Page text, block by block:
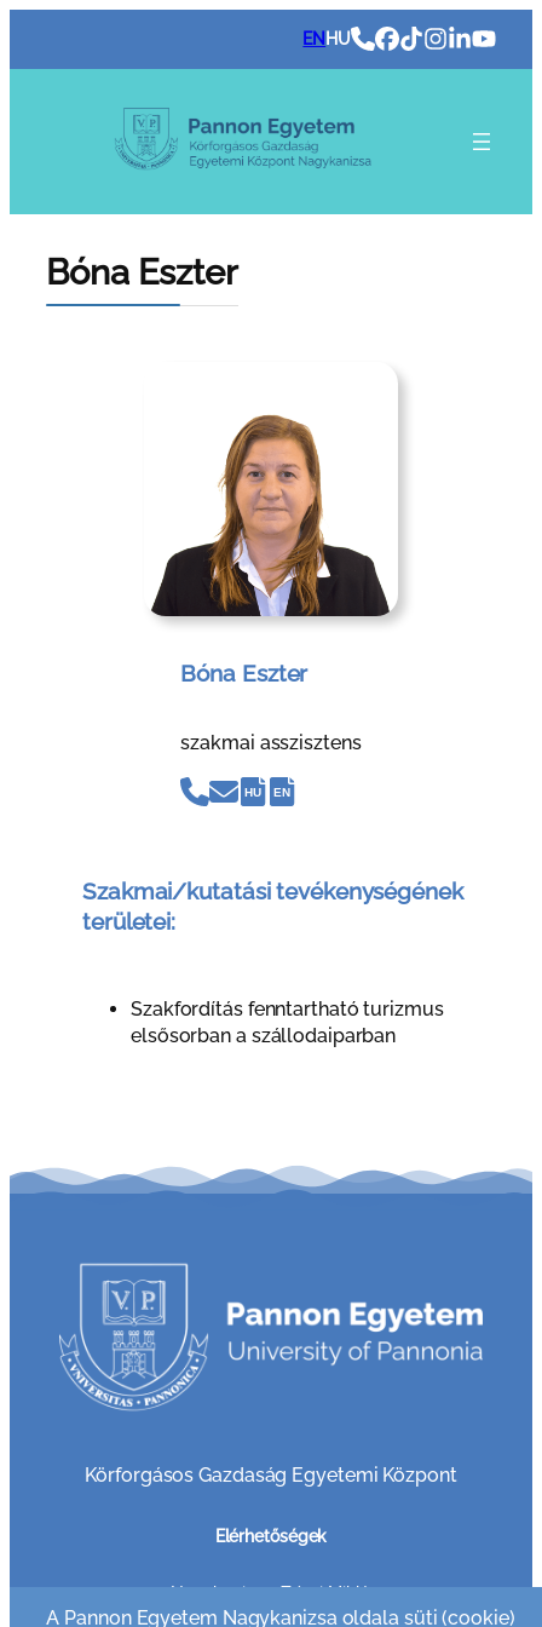
tartalomhoz
EN HU
Bóna Eszter
Bóna Eszter
szakmai asszisztens
HU EN
Szakmai/kutatási tevékenységének
területei:
Szakfordítás fenntartható turizmus
elsősorban a szállodaiparban
Körforgásos Gazdaság Egyetemi Központ
Elérhetőségek
8800 Nagykanizsa, Zrínyi Miklós u. 18
Telefon: +36 30 749 7865 (Tanulmány)
A Pannon Egyetem Nagykanizsa oldala süti (cookie)